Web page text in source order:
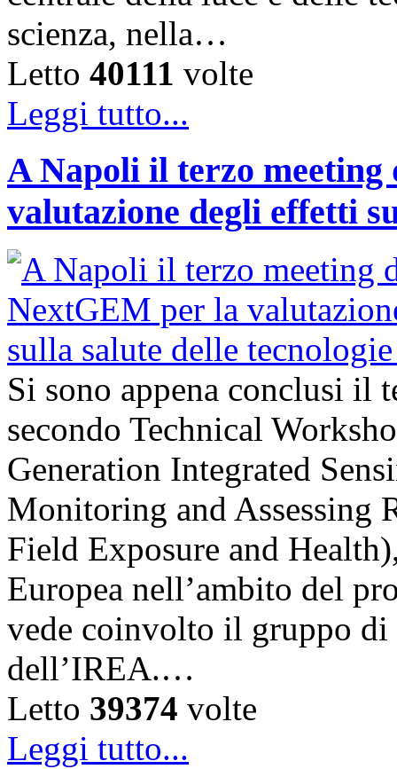
scienza, nella…
Letto 40111 volte
Leggi tutto...
A Napoli il terzo
valutazione degli effetti
Si sono appena conclusi il
secondo Technical
Generation Integrated
Monitoring and Assessing
Field Exposure and
Europea nell’ambito del
vede coinvolto il gruppo
dell’IREA.…
Letto 39374 volte
Leggi tutto...